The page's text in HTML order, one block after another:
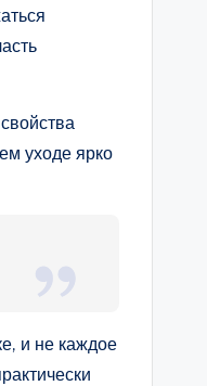
уходе ярко
и не каждое